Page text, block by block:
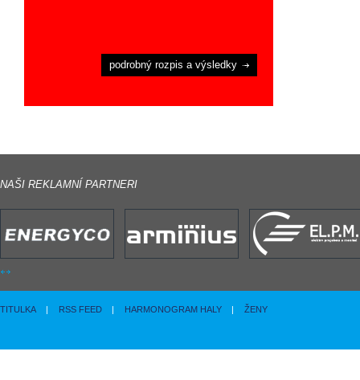
podrobný rozpis a výsledky
NAŠI REKLAMNÍ PARTNERI
TITULKA RSS FEED HARMONOGRAM HALY ŽENY